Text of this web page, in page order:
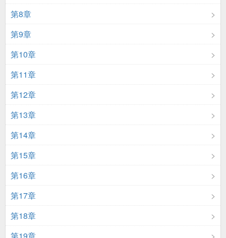
第8章
第9章
第10章
第11章
第12章
第13章
第14章
第15章
第16章
第17章
第18章